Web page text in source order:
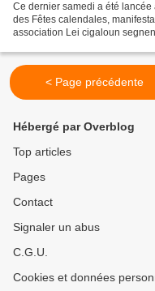
Ce dernier samedi a été
des Fêtes calendales,
association Lei cigaloun
< Page précédente
Hébergé par Overblog
Top articles
Pages
Contact
Signaler un abus
C.G.U.
Cookies et données